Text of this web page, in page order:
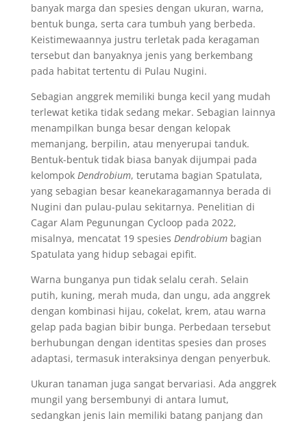
banyak marga dan spesies dengan ukuran, warna,
bentuk bunga, serta cara tumbuh yang berbeda.
Keistimewaannya justru terletak pada keragaman
tersebut dan banyaknya jenis yang berkembang
pada habitat tertentu di Pulau Nugini.
Sebagian anggrek memiliki bunga kecil yang mudah
terlewat ketika tidak sedang mekar. Sebagian lainnya
menampilkan bunga besar dengan kelopak
memanjang, berpilin, atau menyerupai tanduk.
Bentuk-bentuk tidak biasa banyak dijumpai pada
kelompok Dendrobium, terutama bagian Spatulata,
yang sebagian besar keanekaragamannya berada di
Nugini dan pulau-pulau sekitarnya. Penelitian di
Cagar Alam Pegunungan Cycloop pada 2022,
misalnya, mencatat 19 spesies Dendrobiumbagian
Spatulata yang hidup sebagai epifit.
Warna bunganya pun tidak selalu cerah. Selain
putih, kuning, merah muda, dan ungu, ada anggrek
dengan kombinasi hijau, cokelat, krem, atau warna
gelap pada bagian bibir bunga. Perbedaan tersebut
berhubungan dengan identitas spesies dan proses
adaptasi, termasuk interaksinya dengan penyerbuk.
Ukuran tanaman juga sangat bervariasi. Ada anggrek
mungil yang bersembunyi di antara lumut,
sedangkan jenis lain memiliki batang panjang dan